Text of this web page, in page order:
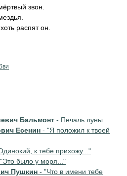
звон.
распят он.
Бальмонт - Печаль луны
Есенин - "Я положил к твоей
к тебе прихожу..."
было у моря..."
Пушкин - "Что в имени тебе